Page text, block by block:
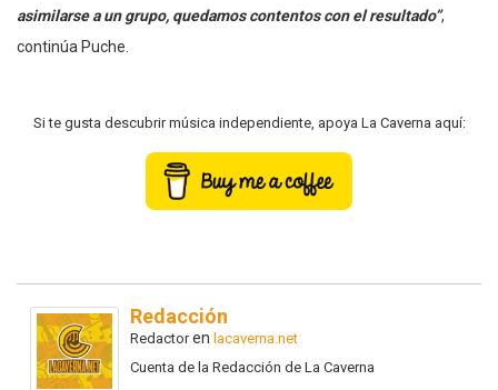
asimilarse a un grupo, quedamos contentos con el resultado”,
continúa Puche.
Si te gusta descubrir música independiente, apoya La Caverna aquí:
Redacción
Redactoren lacaverna.net
Cuenta de la Redacción de La Caverna